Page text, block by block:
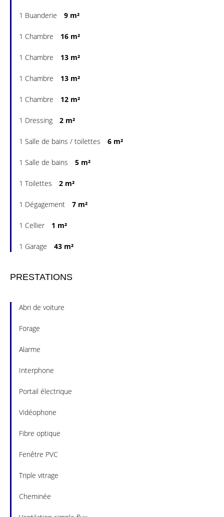
1 Buanderie 9 m²
1 Chambre 16 m²
1 Chambre 13 m²
1 Chambre 13 m²
1 Chambre 12 m²
1 Dressing 2 m²
1 Salle de bains / toilettes 6 m²
1 Salle de bains 5 m²
1 Toilettes 2 m²
1 Dégagement 7 m²
1 Cellier 1 m²
1 Garage 43 m²
PRESTATIONS
Abri de voiture
Forage
Alarme
Interphone
Portail électrique
Vidéophone
Fibre optique
Fenêtre PVC
Triple vitrage
Cheminée